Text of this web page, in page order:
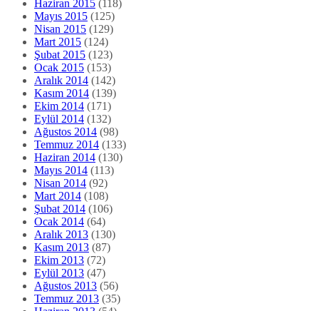
Haziran 2015 (118)
Mayıs 2015 (125)
Nisan 2015 (129)
Mart 2015 (124)
Şubat 2015 (123)
Ocak 2015 (153)
Aralık 2014 (142)
Kasım 2014 (139)
Ekim 2014 (171)
Eylül 2014 (132)
Ağustos 2014 (98)
Temmuz 2014 (133)
Haziran 2014 (130)
Mayıs 2014 (113)
Nisan 2014 (92)
Mart 2014 (108)
Şubat 2014 (106)
Ocak 2014 (64)
Aralık 2013 (130)
Kasım 2013 (87)
Ekim 2013 (72)
Eylül 2013 (47)
Ağustos 2013 (56)
Temmuz 2013 (35)